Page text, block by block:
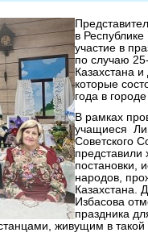
в
участие в
по случаю
Казахстана
которые
года в
В рамках
учащиеся
Советского
представили
постановки,
народов,
Казахстана.
Избасова
праздника
живущим в такой